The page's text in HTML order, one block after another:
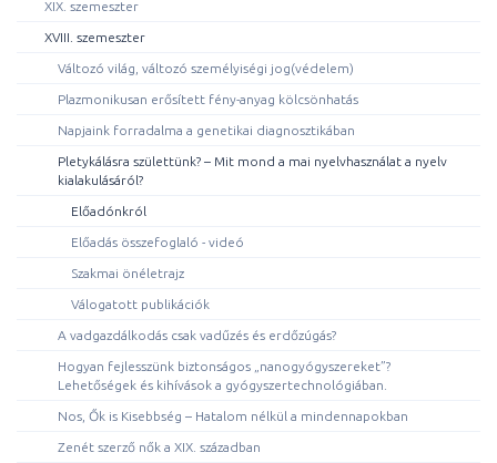
XIX. szemeszter
XVIII. szemeszter
Változó világ, változó személyiségi jog(védelem)
Plazmonikusan erősített fény-anyag kölcsönhatás
Napjaink forradalma a genetikai diagnosztikában
Pletykálásra születtünk? – Mit mond a mai nyelvhasználat a nyelv
kialakulásáról?
Előadónkról
Előadás összefoglaló - videó
Szakmai önéletrajz
Válogatott publikációk
A vadgazdálkodás csak vadűzés és erdőzúgás?
Hogyan fejlesszünk biztonságos „nanogyógyszereket”?
Lehetőségek és kihívások a gyógyszertechnológiában.
Nos, Ők is Kisebbség – Hatalom nélkül a mindennapokban
Zenét szerző nők a XIX. században